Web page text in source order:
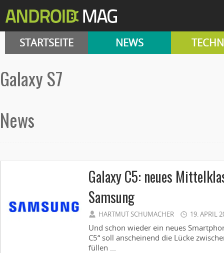
STARTSEITE NEWS
Galaxy S7
News
Galaxy C5: neues
Samsung
HARTMUT SCHUMACHER 19. APRIL
Und schon wieder ein neues
C5“ soll anscheinend die Lücke
füllen ...